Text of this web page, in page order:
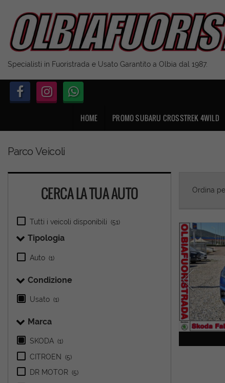
Specialisti in Fuoristrada e Usato Garantito a Olbia dal 1987.
HOME PROMO SUBARU CROSSTREK 4WILD
Parco Veicoli
CERCA LA TUA AUTO
Tutti i veicoli disponibili (51)
Tipologia
Auto (1)
Condizione
Usato (1)
Marca
SKODA (1)
CITROEN (5)
DR MOTOR (5)
Ordina